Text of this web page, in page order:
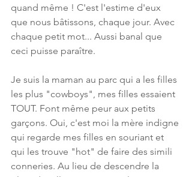
quand même ! C'est l'estime d'eux
que nous bâtissons, chaque jour. Avec
chaque petit mot... Aussi banal que
ceci puisse paraître.
Je suis la maman au parc qui a les filles
les plus "cowboys", mes filles essaient
TOUT. Font même peur aux petits
garçons. Oui, c'est moi la mère indigne
qui regarde mes filles en souriant et
qui les trouve "hot" de faire des simili
conneries. Au lieu de descendre la